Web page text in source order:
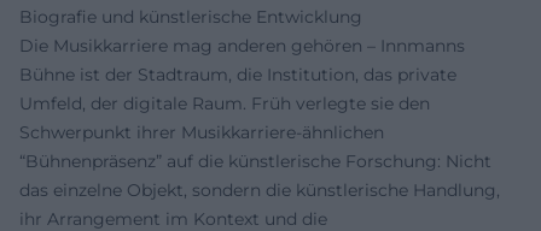
Biografie und künstlerische Entwicklung
Die Musikkarriere mag anderen gehören – Innmanns
Bühne ist der Stadtraum, die Institution, das private
Umfeld, der digitale Raum. Früh verlegte sie den
Schwerpunkt ihrer Musikkarriere-ähnlichen
“Bühnenpräsenz” auf die künstlerische Forschung: Nicht
das einzelne Objekt, sondern die künstlerische Handlung,
ihr Arrangement im Kontext und die